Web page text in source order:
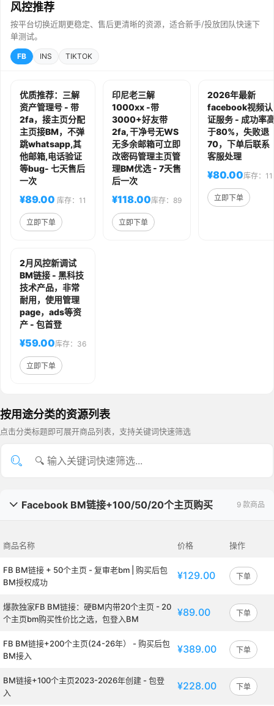
风控推荐
按平台切换近期更稳定、售后更清晰的资源，适合新手/投放团队快速下
单测试。
FB INS TIKTOK
优质推荐：三解
资产管理号 - 带
2fa，接主页分配
主页接BM，不弹
跳whatsapp,其
他邮箱,电话验证
等bug- 七天售后
一次
¥89.00 库存：11
立即下单
印尼老三解
1000xx -带
3000+好友带
2fa, 干净号无WS
无多余邮箱可立即
改密码管理主页管
理BM优选 - 7天售
后一次
¥118.00库存：89
立即下单
2026年最新
facebook视频认
证服务 - 成功率
于80%，失败退
70，下单后联系
客服处理
¥80.00库存：
立即下单
2月风控新调试
BM链接 - 黑科技
技术产品，非常
耐用，使用管理
page，ads等资
产 - 包首登
¥59.00库存：36
立即下单
按用途分类的资源列表
点击分类标题即可展开商品列表，支持关键词快速筛选
Facebook BM链接+100/50/20个主页购买 9 款商品

商品名称 价格 操作
FB BM链接 + 50个主页 - 复审老bm | 购买后包
BM授权成功
¥129.00 下单
爆款独家FB BM链接：硬BM内带20个主页 - 20
个主页bm购买性价比之选，包登入BM
¥89.00 下单
FB BM链接+200个主页(24-26年） - 购买后包
BM接入
¥389.00 下单
BM链接+100个主页2023-2026年创建 - 包登
入
¥228.00 下单